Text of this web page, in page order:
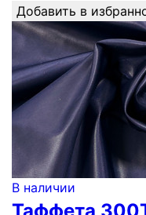
Добавить в
В наличии